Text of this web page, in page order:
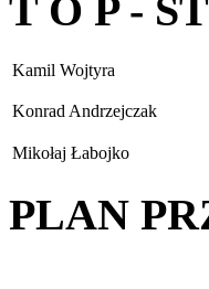
T O P -
Kamil Wojtyra
Konrad Andrzejczak
Mikołaj Łabojko
PLAN